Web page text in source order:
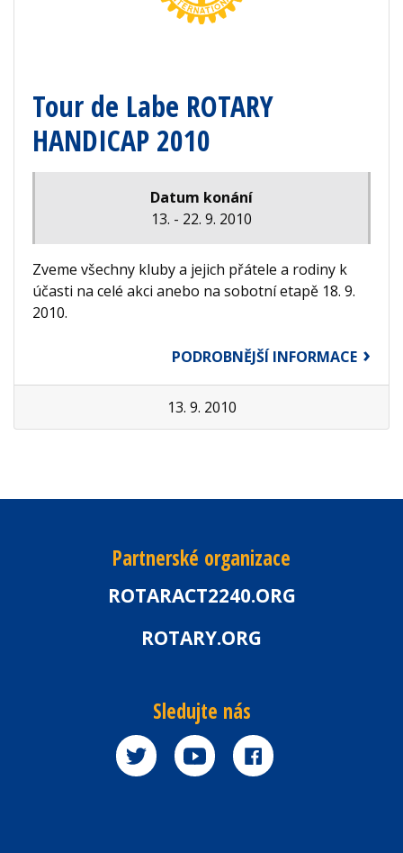
Tour de Labe ROTARY
HANDICAP 2010
Datum konání
13. - 22. 9. 2010
Zveme všechny kluby a jejich přátele a rodiny k
účasti na celé akci anebo na sobotní etapě 18. 9.
2010.
PODROBNĚJŠÍ INFORMACE
13. 9. 2010
Partnerské organizace
ROTARACT2240.ORG
ROTARY.ORG
Sledujte nás